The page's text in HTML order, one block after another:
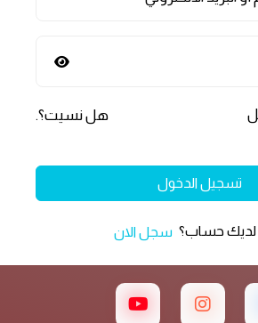
هل نسيت؟.
تسجيل الدخول
حساب؟ سجل الان